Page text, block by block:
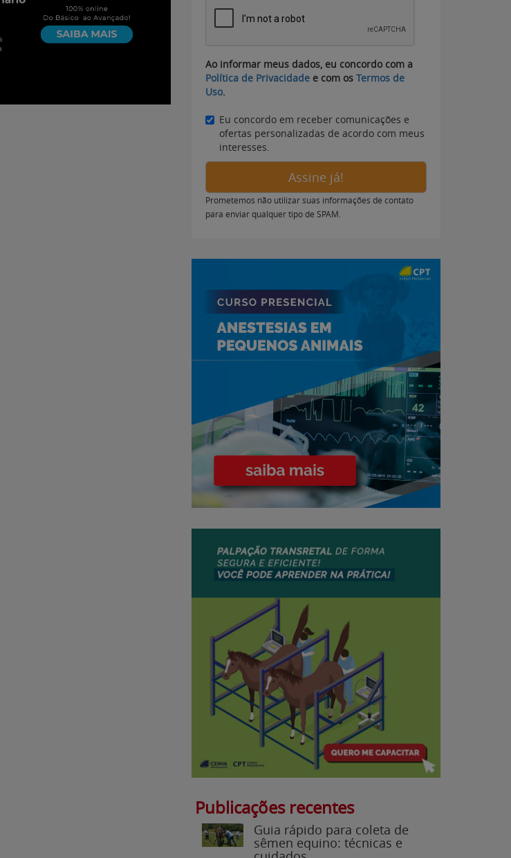
Ao informar meus dados, eu concordo com a
Política de Privacidade e com os Termos de
Uso.
Eu concordo em receber comunicações e
ofertas personalizadas de acordo com meus
interesses.
Assine já!
Prometemos não utilizar suas informações de contato
para enviar qualquer tipo de SPAM.
Publicações recentes
Guia rápido para coleta de
sêmen equino: técnicas e
cuidados